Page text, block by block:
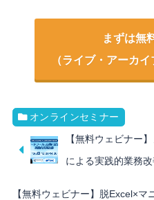
まずは無
（ライブ・アーカ
オンラインセミナー
【無料ウェビナー
による実践的業務
【無料ウェビナー】脱Excel×マ